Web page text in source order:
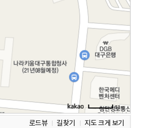
로드뷰 길찾기 지도 크게 보기